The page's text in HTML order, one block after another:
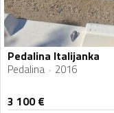
Pedalina Italijanka
Pedalina 2016
3 100€